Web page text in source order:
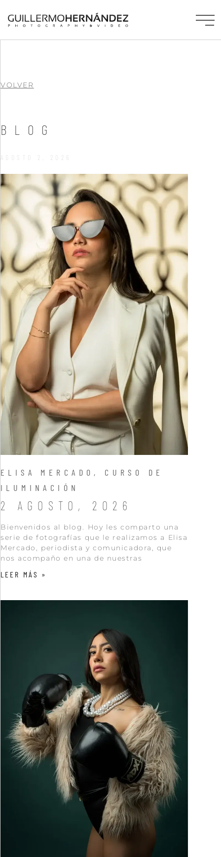
VOLVER
BLOG
AGOSTO 2, 2026
ELISA MERCADO, CURSO DE
ILUMINACIÓN
2 AGOSTO, 2026
Bienvenidos al blog. Hoy les comparto una
serie de fotografías que le realizamos a Elisa
Mercado, periodista y comunicadora, que
nos acompaño en una de nuestras
LEER MÁS »